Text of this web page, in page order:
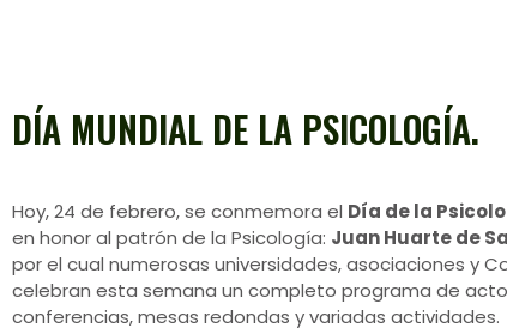
DÍA MUNDIAL DE LA PSICOLOGÍA.
Hoy, 24 de febrero, se conmemora el Día de la
en honor al patrón de la Psicología: Juan Huarte de
por el cual numerosas universidades, asociaciones y
celebran esta semana un completo programa de
conferencias, mesas redondas y variadas actividades.